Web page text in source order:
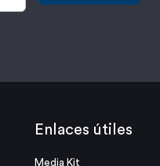
Enlaces útiles
Media Kit